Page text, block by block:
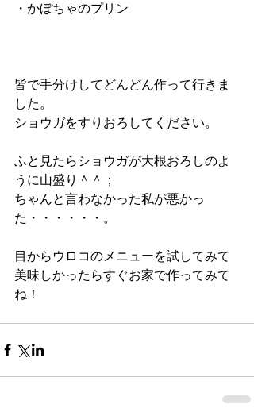
・かぼちゃのプリン
皆で手分けしてどんどん作って行きま
した。
ショウガをすりおろしてください。
ふと見たらショウガが大根おろしのよ
うに山盛り＾＾；
ちゃんと言わなかった私が悪かっ
た・・・・・・。
目からウロコのメニューを試してみて
美味しかったらすぐお家で作ってみて
ね！